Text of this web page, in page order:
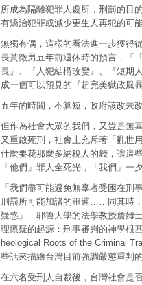
所成為隔離犯罪人處所，刑罰的目
有矯治犯罪或減少更生人再犯的可能
無獨有偶，這樣的看法進一步獲得
長黃徵男五年前退休時的預言，「
長』、『人犯結構改變』、『短期
成一個可以預見的『超完美獄政風
五年的時間，不算短，政府該改未
但作為社會大眾的我們，又豈是無
又重啟死刑，社會上充斥著「亂世
什麼要花那麼多納稅人的錢，讓這
「他們」罪人全死光，「我們」一
「我們盡可能避免無辜者受困在刑
刑罰所可能加諸的噩運……同其時
疑惑」，耶魯大學的法學教授詹姆
理懷疑的起源：刑事審判的神學根
heological Roots of the Criminal
些話來描繪台灣目前強調嚴懲重判
在六名受刑人自裁後，台灣社會是